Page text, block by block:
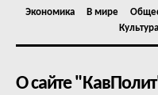
Экономика В мире
Культура
О сайте